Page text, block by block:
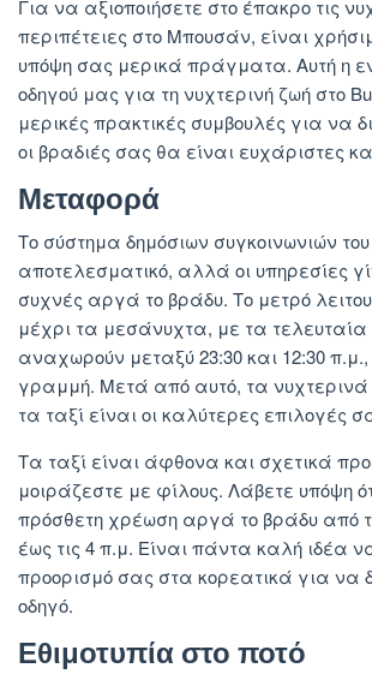
Για να αξιοποιήσετε στο έπακρο τις
περιπέτειες στο Μπουσάν, είναι
υπόψη σας μερικά πράγματα. Αυτή η
οδηγού μας για τη νυχτερινή ζωή στο
μερικές πρακτικές συμβουλές για να
οι βραδιές σας θα είναι ευχάριστες
Μεταφορά
Το σύστημα δημόσιων συγκοινωνιών του
αποτελεσματικό, αλλά οι υπηρεσίες
συχνές αργά το βράδυ. Το μετρό
μέχρι τα μεσάνυχτα, με τα
αναχωρούν μεταξύ 23:30 και 12:30
γραμμή. Μετά από αυτό, τα
τα ταξί είναι οι καλύτερες επιλογές
Τα ταξί είναι άφθονα και σχετικά
μοιράζεστε με φίλους. Λάβετε υπόψη
πρόσθετη χρέωση αργά το βράδυ από
έως τις 4 π.μ. Είναι πάντα καλή ιδέα
προορισμό σας στα κορεατικά για να
οδηγό.
Εθιμοτυπία στο ποτό